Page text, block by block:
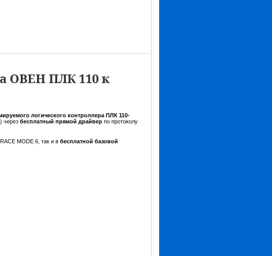
ОВЕН ПЛК 110 к
логического контроллера ПЛК 110-
через бесплатный прямой драйвер по протоколу
MODE 6, так и в бесплатной базовой